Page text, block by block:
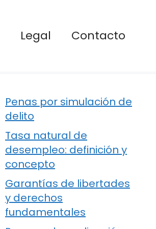
Legal Contacto
Penas por simulación de
delito
Tasa natural de
desempleo: definición y
concepto
Garantías de libertades
y derechos
fundamentales